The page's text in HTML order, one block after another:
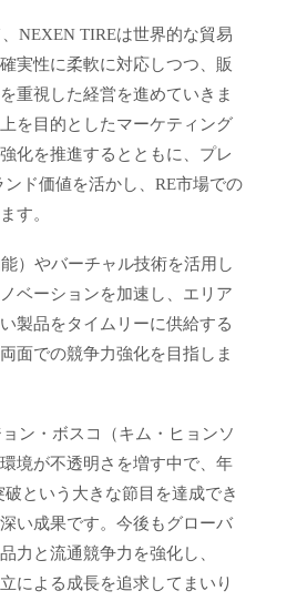
NEXEN TIREは世界的な貿易
実性に柔軟に対応しつつ、販
重視した経営を進めていきま
を目的としたマーケティング
化を推進するとともに、プレ
ンド価値を活かし、RE市場での
す。
）やバーチャル技術を活用し
ベーションを加速し、エリア
製品をタイムリーに供給する
面での競争力強化を目指しま
ン・ボスコ（キム・ヒョンソ
境が不透明さを増す中で、年
破という大きな節目を達成でき
い成果です。今後もグローバ
力と流通競争力を強化し、
による成長を追求してまいり